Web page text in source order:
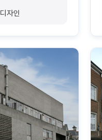
자인